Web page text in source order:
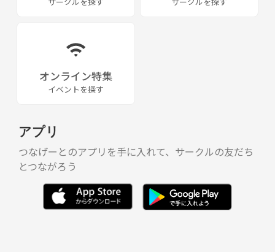
オンライン特集
イベントを探す
アプリ
つなげーとのアプリを手に入れて、サークルの友だち
とつながろう